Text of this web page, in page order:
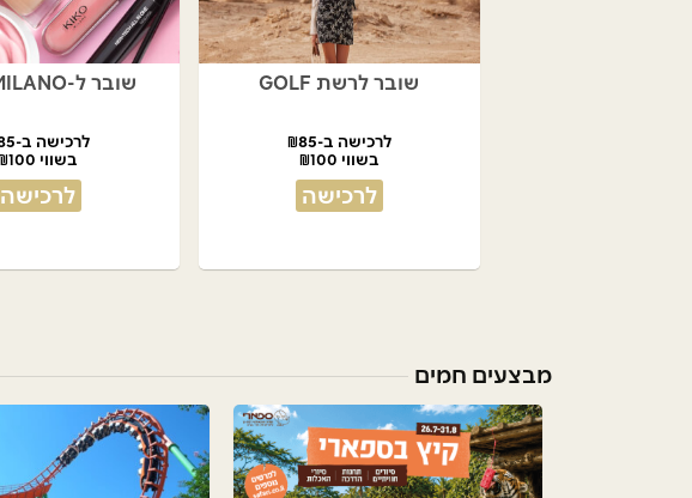
שובר לרשת GOLF
לרכישה ב-₪85
בשווי ₪100
לרכישה
שובר ל-KIKO MILANO
לרכישה ב-₪85
בשווי ₪100
לרכישה
מבצעים חמים